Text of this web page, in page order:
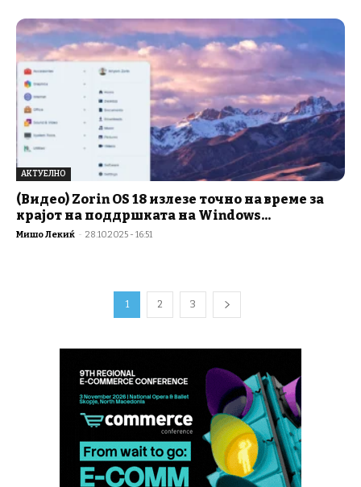
АКТУЕЛНО
(Видео) Zorin OS 18 излезе точно на време за
крајот на поддршката на Windows...
Мишо Лекиќ - 28.10.2025 - 16:51
1 2 3